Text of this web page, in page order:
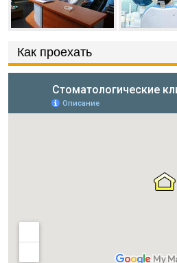
Как проехать